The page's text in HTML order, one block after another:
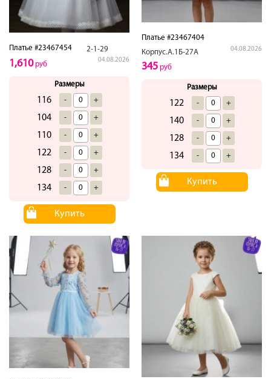
Платье #23467454 2-1-29
04.08.2026
1,610руб
Размеры
116 - +
104 - +
110 - +
122 - +
128 - +
134 - +
Купить
Платье #23467404
Корпус.А.1Б-27А
04.08.2026
345 руб
Размеры
122 - +
140 - +
128 - +
134 - +
Купить